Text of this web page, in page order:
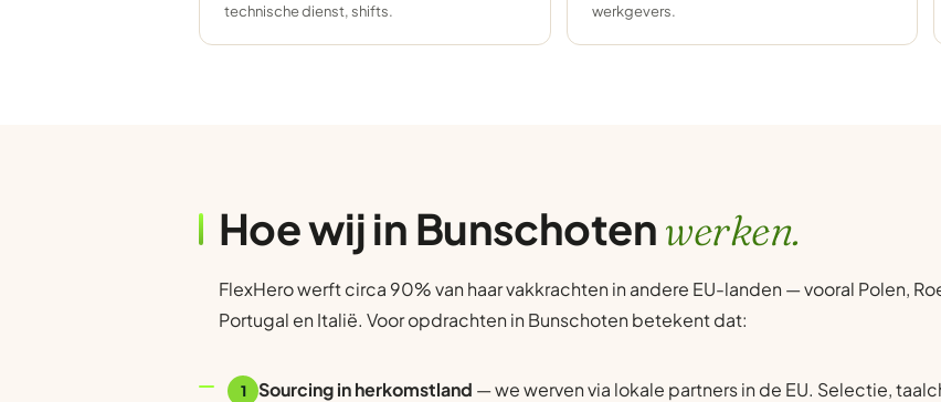
technische dienst, shifts.
werkgevers.
Hoe wij in Bunschotenwerken.
FlexHero werft circa 90% van haar vakkrachten in andere EU-landen — vooral Polen,
Portugal en Italië. Voor opdrachten in Bunschoten betekent dat:
1 Sourcing in herkomstland — we werven via lokale partners in de EU. Selectie,